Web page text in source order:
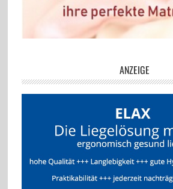
ANZEIGE